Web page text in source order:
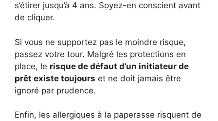
s’étirer jusqu’à 4 ans. Soyez-en conscient avant
de cliquer.
Si vous ne supportez pas le moindre risque,
passez votre tour. Malgré les protections en
place, le risque de défaut d’un initiateur de
prêt existe toujours et ne doit jamais être
ignoré par prudence.
Enfin, les allergiques à la paperasse risquent de